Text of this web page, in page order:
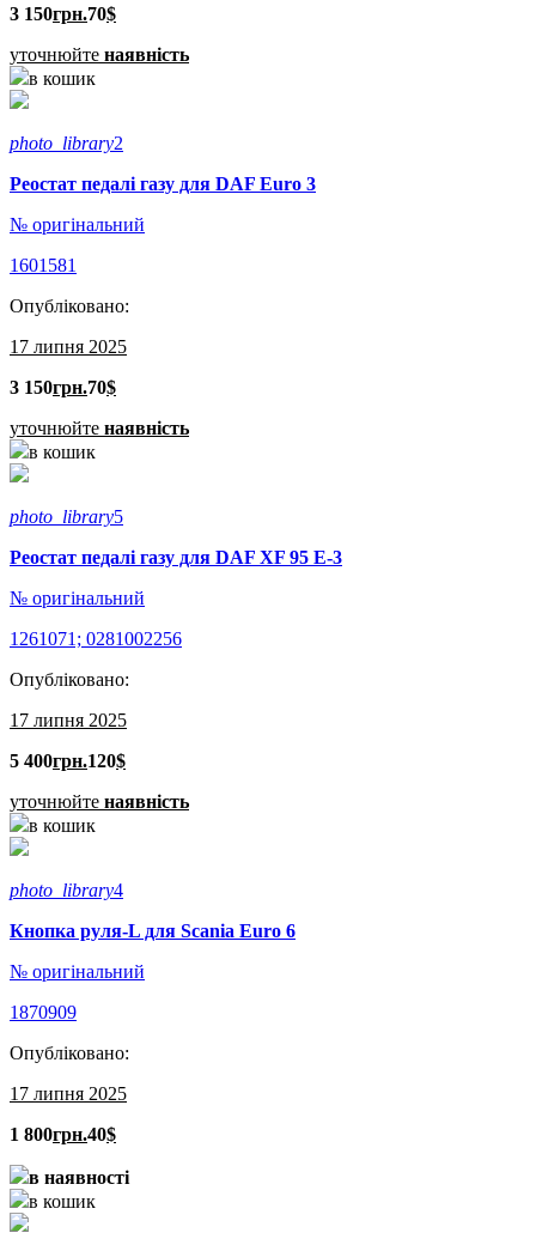
3 150грн.70$
уточнюйте наявність
в кошик
photo_library2
Реостат педалі газу для DAF Euro 3
№ оригінальний
1601581
Опубліковано:
17 липня 2025
3 150грн.70$
уточнюйте наявність
в кошик
photo_library5
Реостат педалі газу для DAF XF 95 E-3
№ оригінальний
1261071; 0281002256
Опубліковано:
17 липня 2025
5 400грн.120$
уточнюйте наявність
в кошик
photo_library4
Кнопка руля-L для Scania Euro 6
№ оригінальний
1870909
Опубліковано:
17 липня 2025
1 800грн.40$
в наявності
в кошик